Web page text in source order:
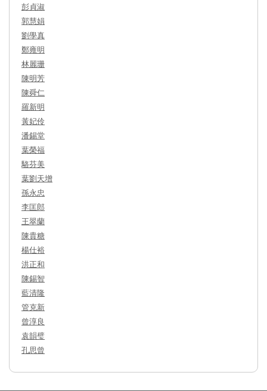
彭貞淑
郭慧娟
劉學真
鄭雍明
林麗珊
陳明芳
陳舜仁
羅新明
黃妃伶
潘錫堂
葉榮福
駱芬美
葉劉天增
孫永忠
李匡郎
王翠蘭
陳貴糖
楊仕裕
洪正和
陳錫智
藍清隆
管克新
曾淳良
袁韻璧
孔思曾